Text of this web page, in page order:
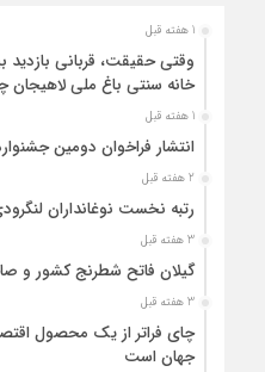
1 هفته قبل
وقتی حقیقت، قربانی
خانه سنتی باغ ملی
1 هفته قبل
انتشار فراخوان دومین
2 هفته قبل
رتبه نخست نوغانداران
3 هفته قبل
گیلان فاتح شطرنج کشور
3 هفته قبل
چای فراتر از یک محصول
جهان است